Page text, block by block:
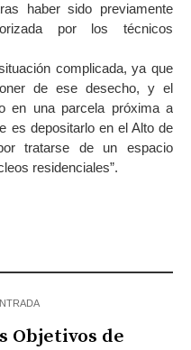
haber sido previamente
por los técnicos
complicada, ya que
de ese desecho, y el
en una parcela próxima a
es depositarlo en el Alto de
tratarse de un espacio
residenciales”.
Objetivos de